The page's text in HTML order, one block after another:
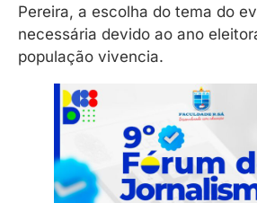
Pereira, a escolha do tema do
necessária devido ao ano
população vivencia.